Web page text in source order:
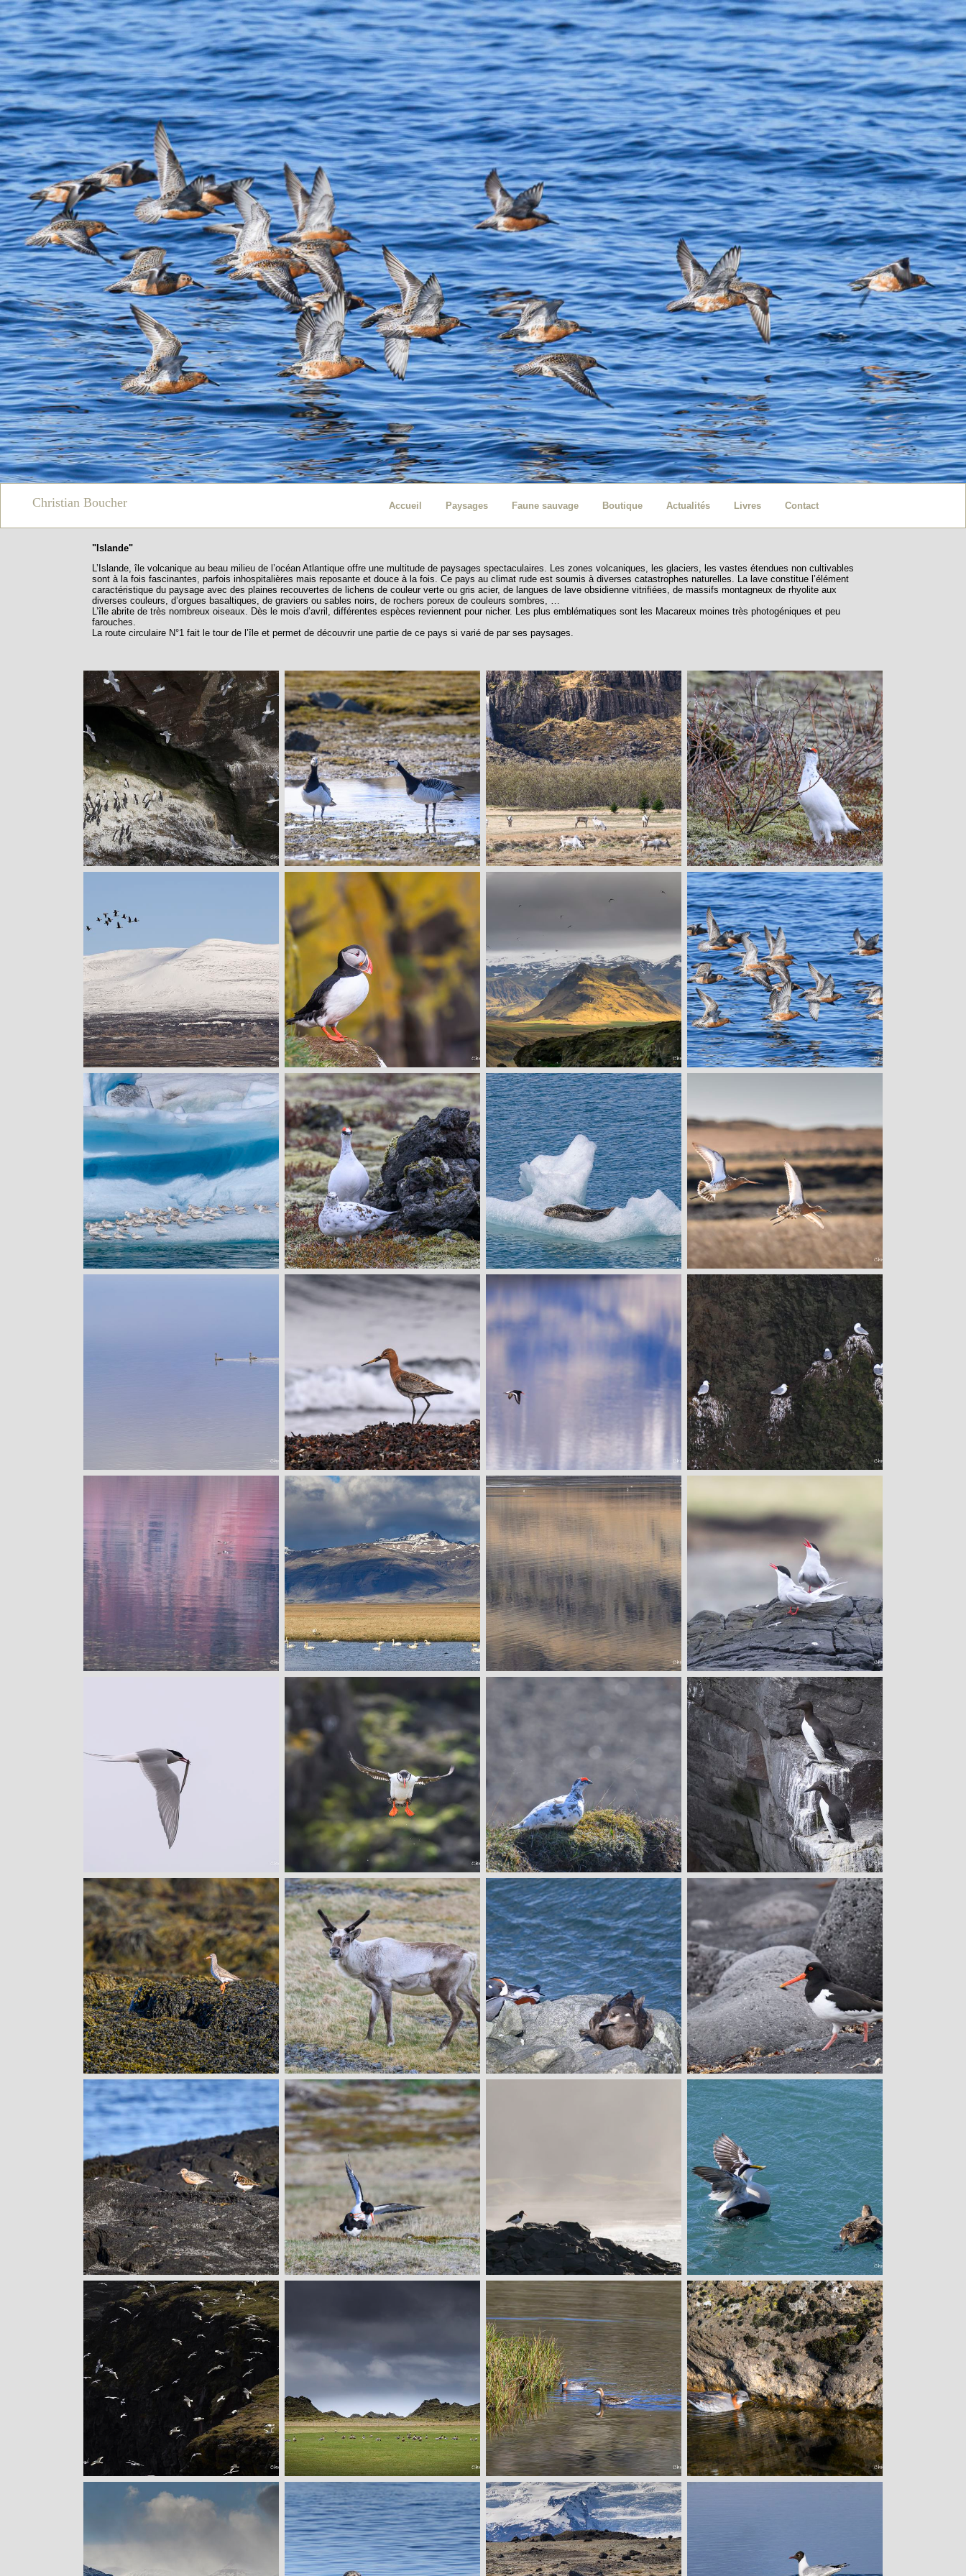
Christian Boucher Accueil Paysages Faune sauvage Boutique Actualités Livres Contact
"Islande"
L’Islande, île volcanique au beau milieu de l’océan Atlantique offre une multitude de paysages spectaculaires. Les zones volcaniques, les glaciers, les vastes étendues non cultivables
sont à la fois fascinantes, parfois inhospitalières mais reposante et douce à la fois. Ce pays au climat rude est soumis à diverses catastrophes naturelles. La lave constitue l’élément
caractéristique du paysage avec des plaines recouvertes de lichens de couleur verte ou gris acier, de langues de lave obsidienne vitrifiées, de massifs montagneux de rhyolite aux
diverses couleurs, d’orgues basaltiques, de graviers ou sables noirs, de rochers poreux de couleurs sombres, …
L’île abrite de très nombreux oiseaux. Dès le mois d’avril, différentes espèces reviennent pour nicher. Les plus emblématiques sont les Macareux moines très photogéniques et peu
farouches.
La route circulaire N°1 fait le tour de l’île et permet de découvrir une partie de ce pays si varié de par ses paysages.